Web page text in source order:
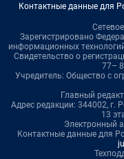
Контактные данные для
Зарегистрировано
информационных
Свидетельство о
77–
Учредитель: Общество с
Главный
Адрес редакции: 344002, г.
13
Электронный
Контактные данные для